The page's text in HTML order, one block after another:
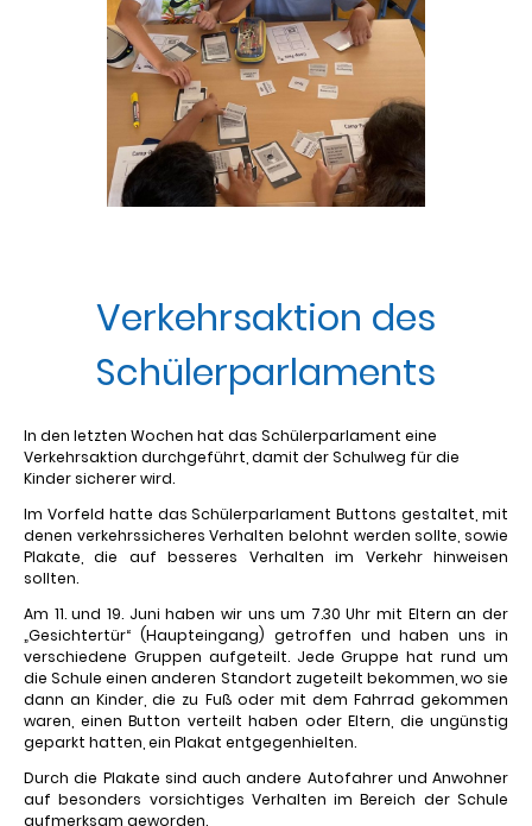
Verkehrsaktion des
Schülerparlaments
In den letzten Wochen hat das Schülerparlament eine
Verkehrsaktion durchgeführt, damit der Schulweg für die
Kinder sicherer wird.
Im Vorfeld hatte das Schülerparlament Buttons gestaltet, mit
denen verkehrssicheres Verhalten belohnt werden sollte, sowie
Plakate, die auf besseres Verhalten im Verkehr hinweisen
sollten.
Am 11. und 19. Juni haben wir uns um 7.30 Uhr mit Eltern an der
„Gesichtertür“ (Haupteingang) getroffen und haben uns in
verschiedene Gruppen aufgeteilt. Jede Gruppe hat rund um
die Schule einen anderen Standort zugeteilt bekommen, wo sie
dann an Kinder, die zu Fuß oder mit dem Fahrrad gekommen
waren, einen Button verteilt haben oder Eltern, die ungünstig
geparkt hatten, ein Plakat entgegenhielten.
Durch die Plakate sind auch andere Autofahrer und Anwohner
auf besonders vorsichtiges Verhalten im Bereich der Schule
aufmerksam geworden.